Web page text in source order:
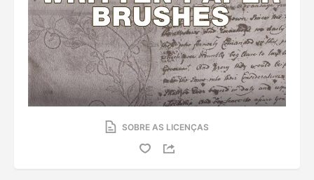
SOBRE AS LICENÇAS